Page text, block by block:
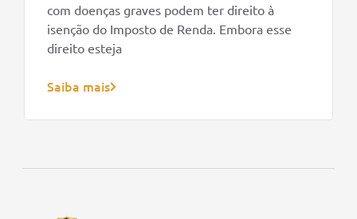
com doenças graves podem ter direito à
isenção do Imposto de Renda. Embora esse
direito esteja
Saiba mais